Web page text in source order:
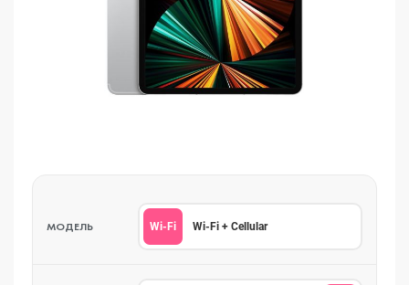
МОДЕЛЬ Wi-Fi Wi-Fi + Cellular